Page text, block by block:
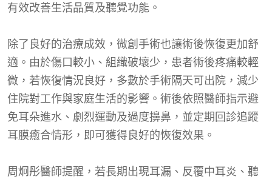
有效改善生活品質及聽覺功能。
除了良好的治療成效，微創手術也讓術後恢復更加舒
適。由於傷口較小、組織破壞少，患者術後疼痛較輕
微，若恢復情況良好，多數於手術隔天可出院，減少
住院對工作與家庭生活的影響。術後依照醫師指示避
免耳朵進水、劇烈運動及過度擤鼻，並定期回診追蹤
耳膜癒合情形，即可獲得良好的恢復效果。
周炯彤醫師提醒，若長期出現耳漏、反覆中耳炎、聽